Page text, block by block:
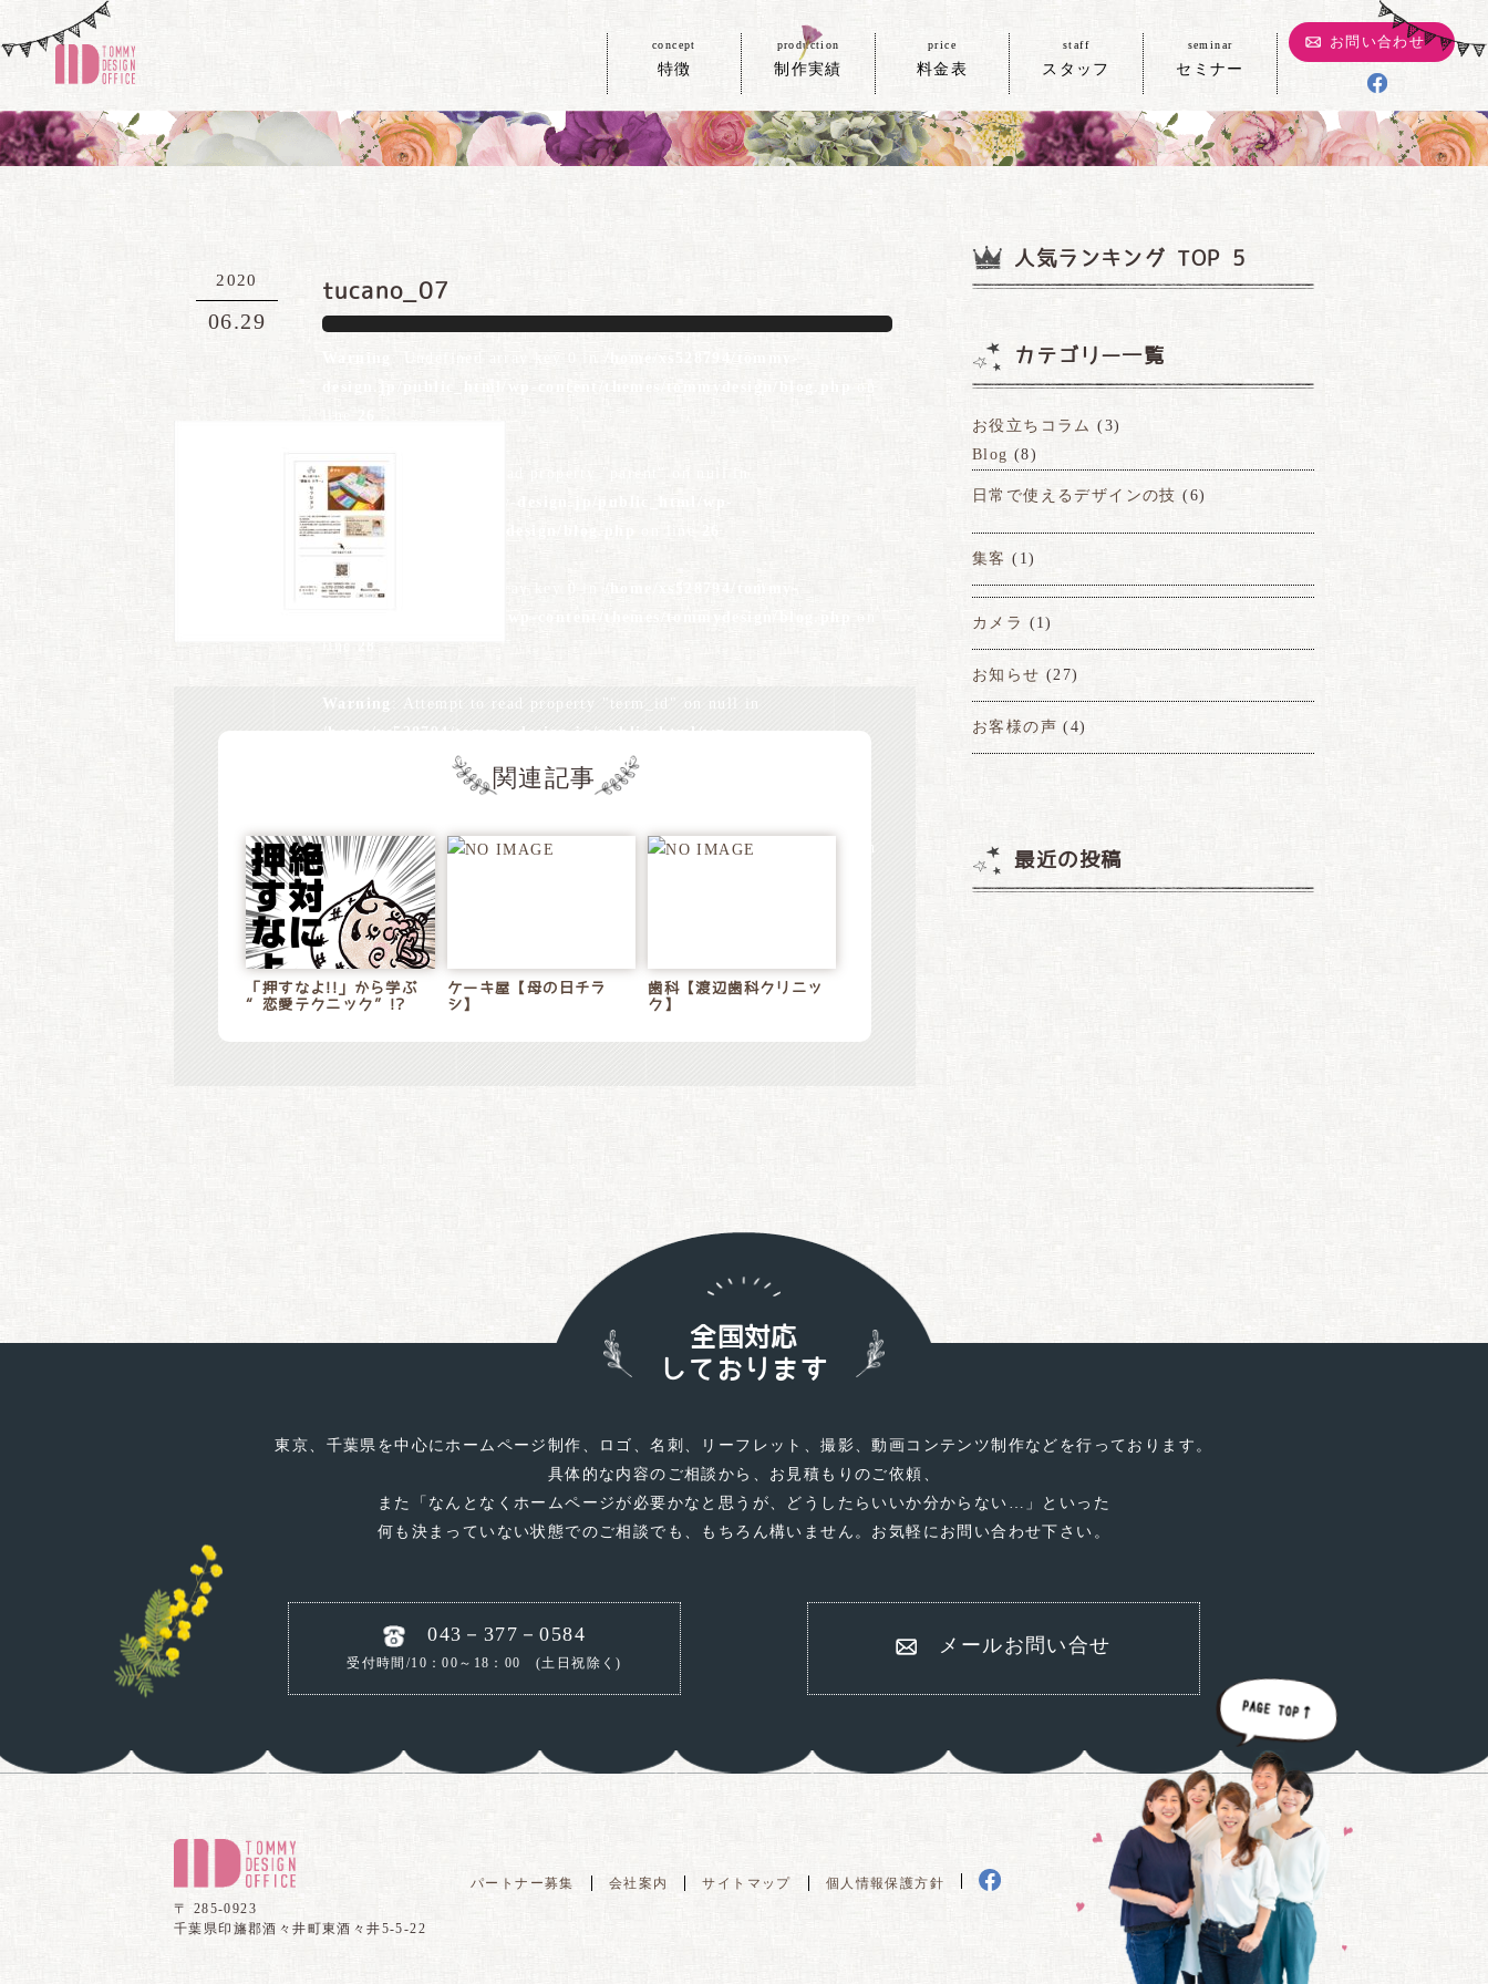
お問い合わせ
concept
特徴
production
制作実績
price
料金表
staff
スタッフ
seminar
セミナー
2020
06.29
tucano_07
Warning
/home/xs528794/tommy-design.jp/public_html/wp-
content/themes/tommydesign/blog.php
Warning
Warning
: Attempt to read property "term_id" on null in
/home/xs528794/tommy-design.jp/public_html/wp-
content/themes/tommydesign/blog.phpon line
design.jp/public_html/wp-content/themes/tommydesign/blog.php
on
line 28
Warning: Attempt to read property "name" on null in
/home/xs528794/tommy-design.jp/public_html/wp-
content/themes/tommydesign/blog.php
on line28
関連記事
「押すなよ!!」から学ぶ
“恋愛テクニック”!?
ケーキ屋【母の日チラ
シ】
歯科【渡辺歯科クリニッ
ク】
人気ランキング TOP 5
カテゴリー一覧
お役立ちコラム (3)
Blog (8)
日常で使えるデザインの技 (6)
集客 (1)
カメラ (1)
お知らせ (27)
お客様の声 (4)
最近の投稿
全国対応
しております
東京、千葉県を中心にホームページ制作、ロゴ、名刺、リーフレット、撮影、動画コンテンツ制作などを行っております。
具体的な内容のご相談から、お見積もりのご依頼、
また「なんとなくホームページが必要かなと思うが、どうしたらいいか分からない…」といった
何も決まっていない状態でのご相談でも、もちろん構いません。お気軽にお問い合わせ下さい。
043－377－0584
受付時間/10：00～18：00 (土日祝除く)
メールお問い合せ
〒 285-0923
千葉県印旛郡酒々井町東酒々井5-5-22
パートナー募集 会社案内 サイトマップ 個人情報保護方針